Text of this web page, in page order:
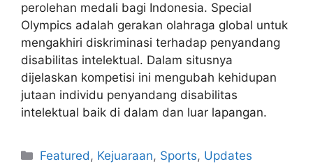
perolehan medali bagi Indonesia. Special
Olympics adalah gerakan olahraga global untuk
mengakhiri diskriminasi terhadap penyandang
disabilitas intelektual. Dalam situsnya
dijelaskan kompetisi ini mengubah kehidupan
jutaan individu penyandang disabilitas
intelektual baik di dalam dan luar lapangan.
Featured, Kejuaraan, Sports, Updates